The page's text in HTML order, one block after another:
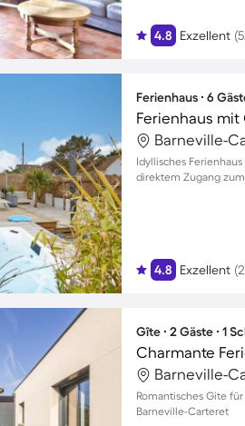
4.8 Exzellent
Ferienhaus ∙ 6
Ferienhaus mit
Idyllisches
direktem Zugang
4.8 Exzellent
Gîte ∙ 2 Gäste ∙ 1
Romantisches Gite
Barneville-Carteret